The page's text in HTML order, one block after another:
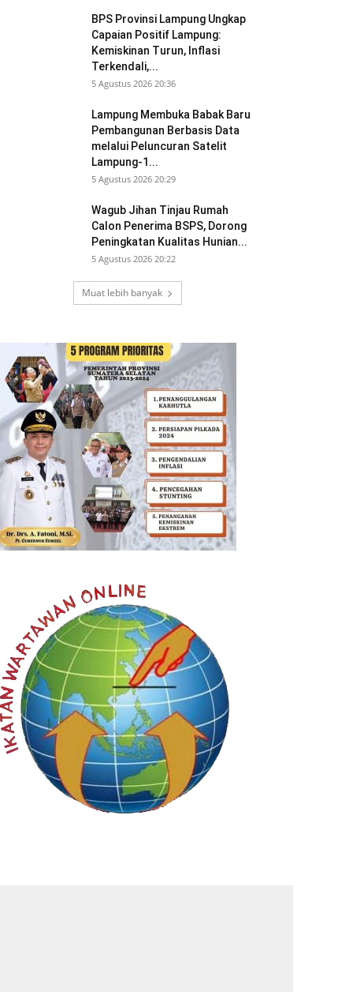
BPS Provinsi Lampung Ungkap
Capaian Positif Lampung:
Kemiskinan Turun, Inflasi
Terkendali,...
5 Agustus 2026 20:36
Lampung Membuka Babak Baru
Pembangunan Berbasis Data
melalui Peluncuran Satelit
Lampung-1...
5 Agustus 2026 20:29
Wagub Jihan Tinjau Rumah
Calon Penerima BSPS, Dorong
Peningkatan Kualitas Hunian...
5 Agustus 2026 20:22
Muat lebih banyak